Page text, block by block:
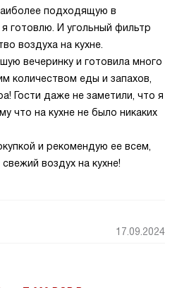
подходящую в
готовлю. И угольный фильтр
воздуха на кухне.
вечеринку и готовила много
количеством еды и запахов,
Гости даже не заметили, что я
что на кухне не было никаких
и рекомендую ее всем,
воздух на кухне!
17.09.2024